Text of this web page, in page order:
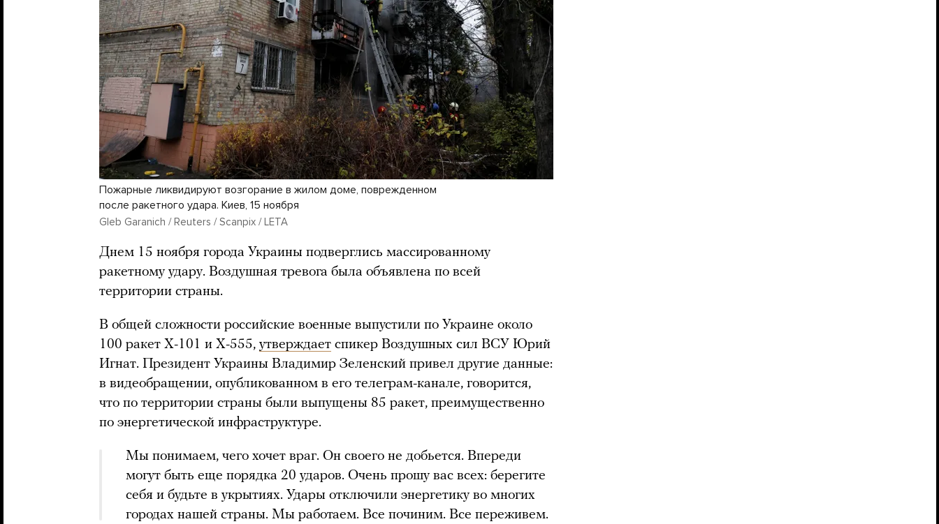
Пожарные ликвидируют возгорание в жилом доме, поврежденном
после ракетного удара. Киев, 15 ноября
Gleb Garanich / Reuters / Scanpix / LETA
Днем 15 ноября города Украины подверглись массированному
ракетному удару. Воздушная тревога была объявлена по всей
территории страны.
В общей сложности российские военные выпустили по Украине около
100 ракет Х-101 и Х-555, утверждает спикер Воздушных сил ВСУ Юрий
Игнат. Президент Украины Владимир Зеленский привел другие данные:
в видеобращении, опубликованном в его телеграм-канале, говорится,
что по территории страны были выпущены 85 ракет, преимущественно
по энергетической инфраструктуре.
Мы понимаем, чего хочет враг. Он своего не добьется. Впереди
могут быть еще порядка 20 ударов. Очень прошу вас всех: берегите
себя и будьте в укрытиях. Удары отключили энергетику во многих
городах нашей страны. Мы работаем. Все починим. Все переживем.